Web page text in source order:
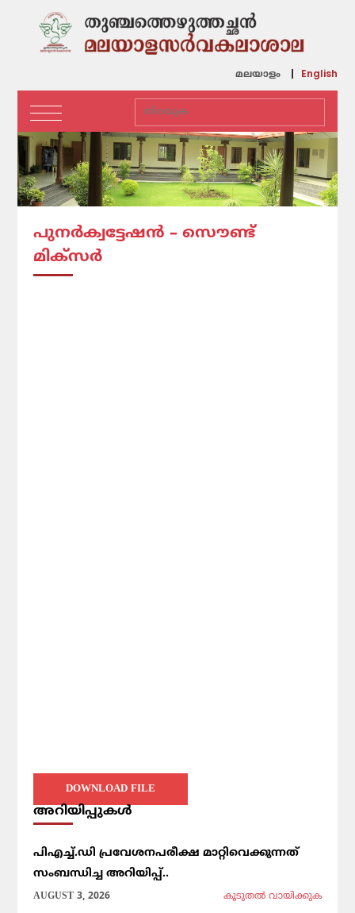
മലയാളം English
പുനർക്വട്ടേഷൻ – സൌണ്ട്
മിക്സർ
DOWNLOAD FILE
അറിയിപ്പുകൾ
പിഎച്ച്.ഡി പ്രവേശനപരീക്ഷ മാറ്റിവെക്കുന്നത്
സംബന്ധിച്ച അറിയിപ്പ്..
AUGUST 3, 2026 കൂടുതല്‍ വായിക്കുക